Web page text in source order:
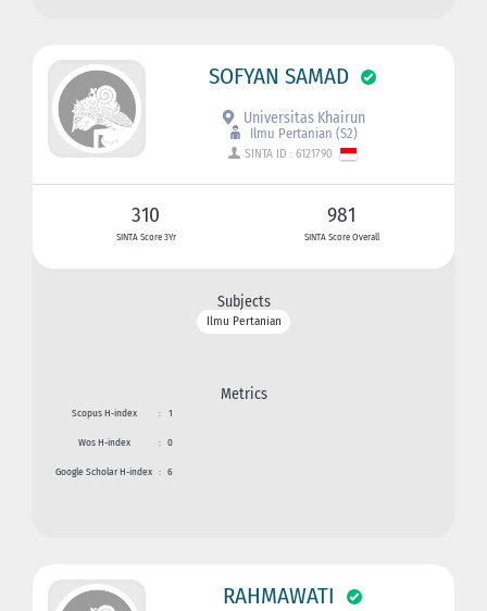
SOFYAN SAMAD
Universitas Khairun
Ilmu Pertanian (S2)
SINTA ID : 6121790
310
SINTA Score 3Yr
981
SINTA Score Overall
Subjects
Ilmu Pertanian
Metrics
Scopus H-index : 1
Wos H-index : 0
Google Scholar H-index : 6
RAHMAWATI